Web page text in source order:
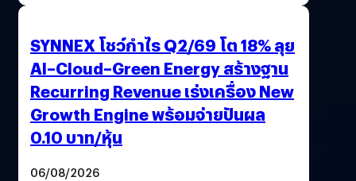
SYNNEX โชว์กำไร Q2/69 โต 18% ลุย
AI–Cloud–Green Energy สร้างฐาน
Recurring Revenue เร่งเครื่อง New
Growth Engine พร้อมจ่ายปันผล
0.10 บาท/หุ้น
06/08/2026